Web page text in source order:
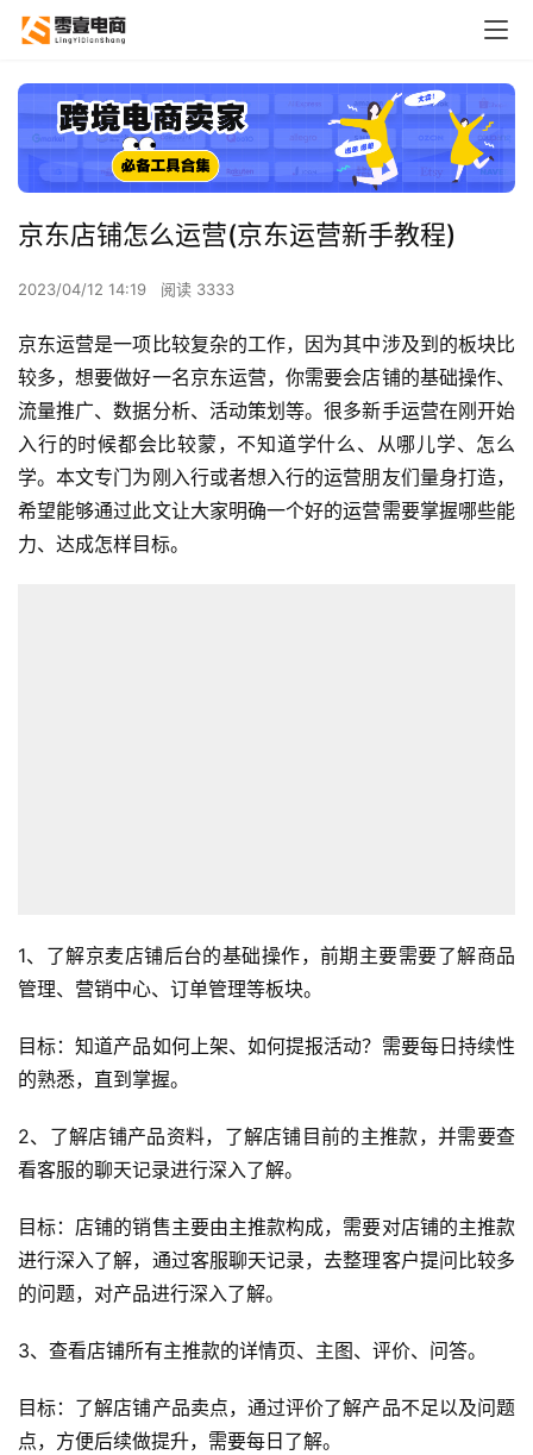
京东店铺怎么运营(京东运营新手教程)
2023/04/12 14:19 阅读 3333
京东运营是一项比较复杂的工作，因为其中涉及到的板块比
较多，想要做好一名京东运营，你需要会店铺的基础操作、
流量推广、数据分析、活动策划等。很多新手运营在刚开始
入行的时候都会比较蒙，不知道学什么、从哪儿学、怎么
学。本文专门为刚入行或者想入行的运营朋友们量身打造，
希望能够通过此文让大家明确一个好的运营需要掌握哪些能
力、达成怎样目标。
1、了解京麦店铺后台的基础操作，前期主要需要了解商品
管理、营销中心、订单管理等板块。
目标：知道产品如何上架、如何提报活动？需要每日持续性
的熟悉，直到掌握。
2、了解店铺产品资料，了解店铺目前的主推款，并需要查
看客服的聊天记录进行深入了解。
目标：店铺的销售主要由主推款构成，需要对店铺的主推款
进行深入了解，通过客服聊天记录，去整理客户提问比较多
的问题，对产品进行深入了解。
3、查看店铺所有主推款的详情页、主图、评价、问答。
目标：了解店铺产品卖点，通过评价了解产品不足以及问题
点，方便后续做提升，需要每日了解。